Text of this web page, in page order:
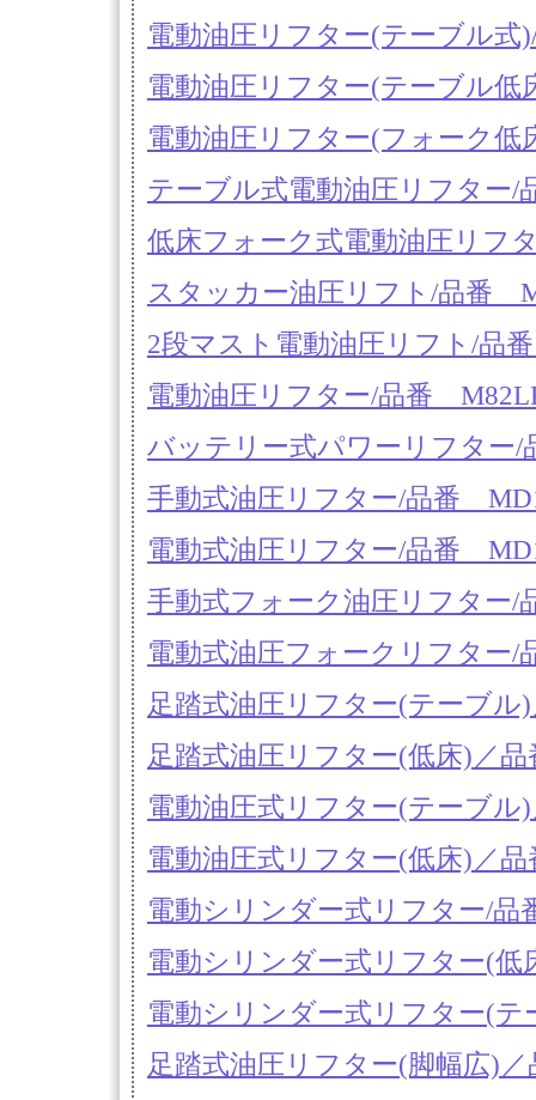
電動油圧リフター(テーブル
電動油圧リフター(テーブル
電動油圧リフター(フォーク
テーブル式電動油圧リフター
低床フォーク式電動油圧リフ
スタッカー油圧リフト/品番
2段マスト電動油圧リフト/品
電動油圧リフター/品番
バッテリー式パワーリフター/
手動式油圧リフター/品番
電動式油圧リフター/品番
手動式フォーク油圧リフター
電動式油圧フォークリフター
足踏式油圧リフター(テーブ
足踏式油圧リフター(低床)／
電動油圧式リフター(テーブ
電動油圧式リフター(低床)／
電動シリンダー式リフター/
電動シリンダー式リフター(
電動シリンダー式リフター(
足踏式油圧リフター(脚幅広)